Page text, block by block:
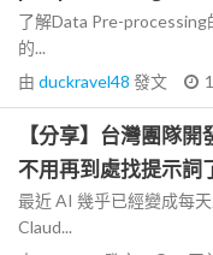
了解Data Pre-
的...
由 duckravel48 發文
【分享】台灣團隊
不用再到處找提示詞
最近 AI 幾乎已經變成每
Claud...